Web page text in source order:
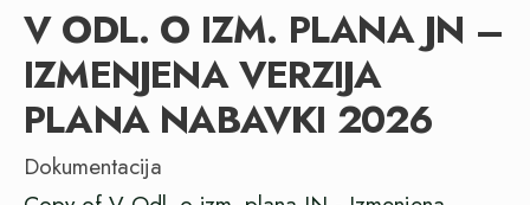
V ODL. O IZM. PLANA JN –
IZMENJENA VERZIJA
PLANA NABAVKI 2026
Dokumentacija